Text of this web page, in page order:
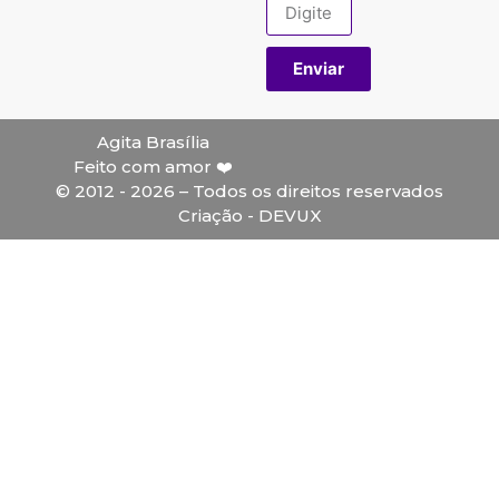
Enviar
Agita Brasília
Feito com amor ❤️
© 2012 - 2026 – Todos os direitos reservados
Criação - DEVUX